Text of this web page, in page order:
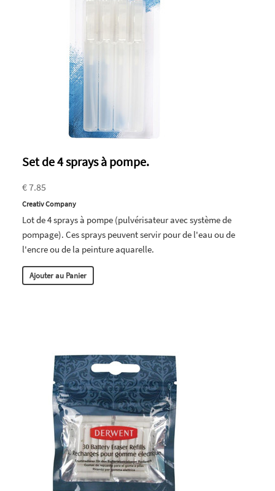
Set de 4 sprays à pompe.
€ 7.85
Creativ Company
Lot de 4 sprays à pompe (pulvérisateur avec système de
pompage). Ces sprays peuvent servir pour de l'eau ou de
l'encre ou de la peinture aquarelle.
Ajouter au Panier